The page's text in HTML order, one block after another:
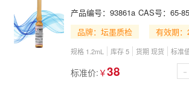
产品编号： 93861a CAS号： 65-
品牌：坛墨质检
有效期：
规格 1.2mL 库存 5 货期 现货 标准
标准价: ￥38 -